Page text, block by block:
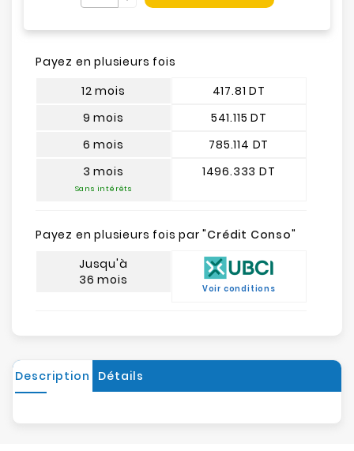
Payez en plusieurs fois
12 mois
9 mois
6 mois
3 mois
Sans intérêts
417.81 DT
541.115 DT
785.114 DT
1496.333 DT
Payez en plusieurs fois par "Crédit Conso"
Jusqu'à
36 mois
Voir conditions
Description Détails